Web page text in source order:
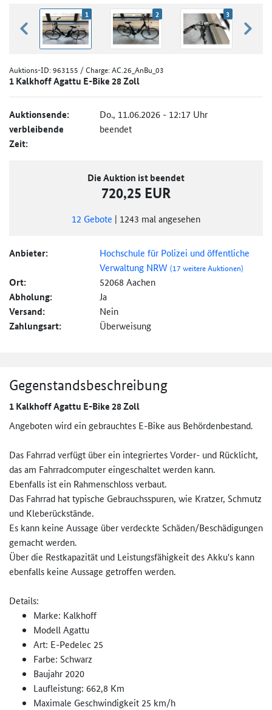
zurück blättern
1 2 3
Auktions-ID:963155 / Charge: AC.26_AnBu_03
1 Kalkhoff Agattu E-Bike 28 Zoll
Auktionsende: Do., 11.06.2026 - 12:17 Uhr
verbleibende
Zeit:
beendet
Die Auktion ist beendet
720,25 EUR
12 Gebote | 1243 mal angesehen
Anbieter:
Hochschule für Polizei und öffentliche
Verwaltung NRW(17 weitere Auktionen)
Ort: 52068 Aachen
Abholung: Ja
Versand: Nein
Zahlungsart: Überweisung
Gegenstandsbeschreibung
1 Kalkhoff Agattu E-Bike 28 Zoll
Angeboten wird ein gebrauchtes E-Bike aus Behördenbestand.
Das Fahrrad verfügt über ein integriertes Vorder- und Rücklicht,
das am Fahrradcomputer eingeschaltet werden kann.
Ebenfalls ist ein Rahmenschloss verbaut.
Das Fahrrad hat typische Gebrauchsspuren, wie Kratzer, Schmutz
und Kleberückstände.
Es kann keine Aussage über verdeckte Schäden/Beschädigungen
gemacht werden.
Über die Restkapazität und Leistungsfähigkeit des Akku's kann
ebenfalls keine Aussage getroffen werden.
Details:
Marke: Kalkhoff
Modell Agattu
Art: E-Pedelec 25
Farbe: Schwarz
Baujahr 2020
Laufleistung: 662,8 Km
Maximale Geschwindigkeit 25 km/h